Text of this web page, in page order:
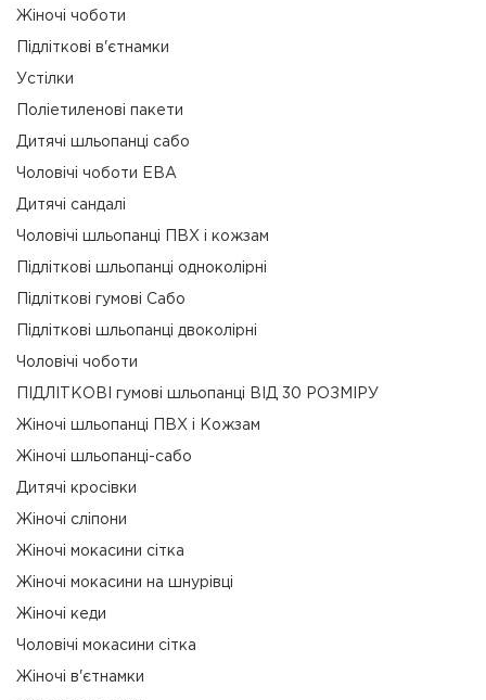
Жіночі чоботи
Підліткові в'єтнамки
Устілки
Поліетиленові пакети
Дитячі шльопанці сабо
Чоловічі чоботи ЕВА
Дитячі сандалі
Чоловічі шльопанці ПВХ і кожзам
Підліткові шльопанці одноколірні
Підліткові гумові Сабо
Підліткові шльопанці двоколірні
Чоловічі чоботи
ПІДЛІТКОВІ гумові шльопанці ВІД 30 РОЗМІРУ
Жіночі шльопанці ПВХ і Кожзам
Жіночі шльопанці-сабо
Дитячі кросівки
Жіночі сліпони
Жіночі мокасини сітка
Жіночі мокасини на шнурівці
Жіночі кеди
Чоловічі мокасини сітка
Жіночі в'єтнамки